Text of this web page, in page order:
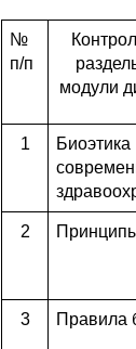
№
п/п
модули
1
2
3 Правила